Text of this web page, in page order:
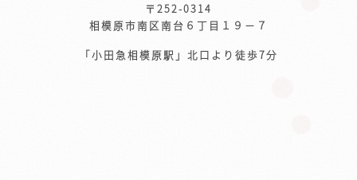
〒252-0314
相模原市南区南台６丁目１９−７
「小田急相模原駅」北口より徒歩7分